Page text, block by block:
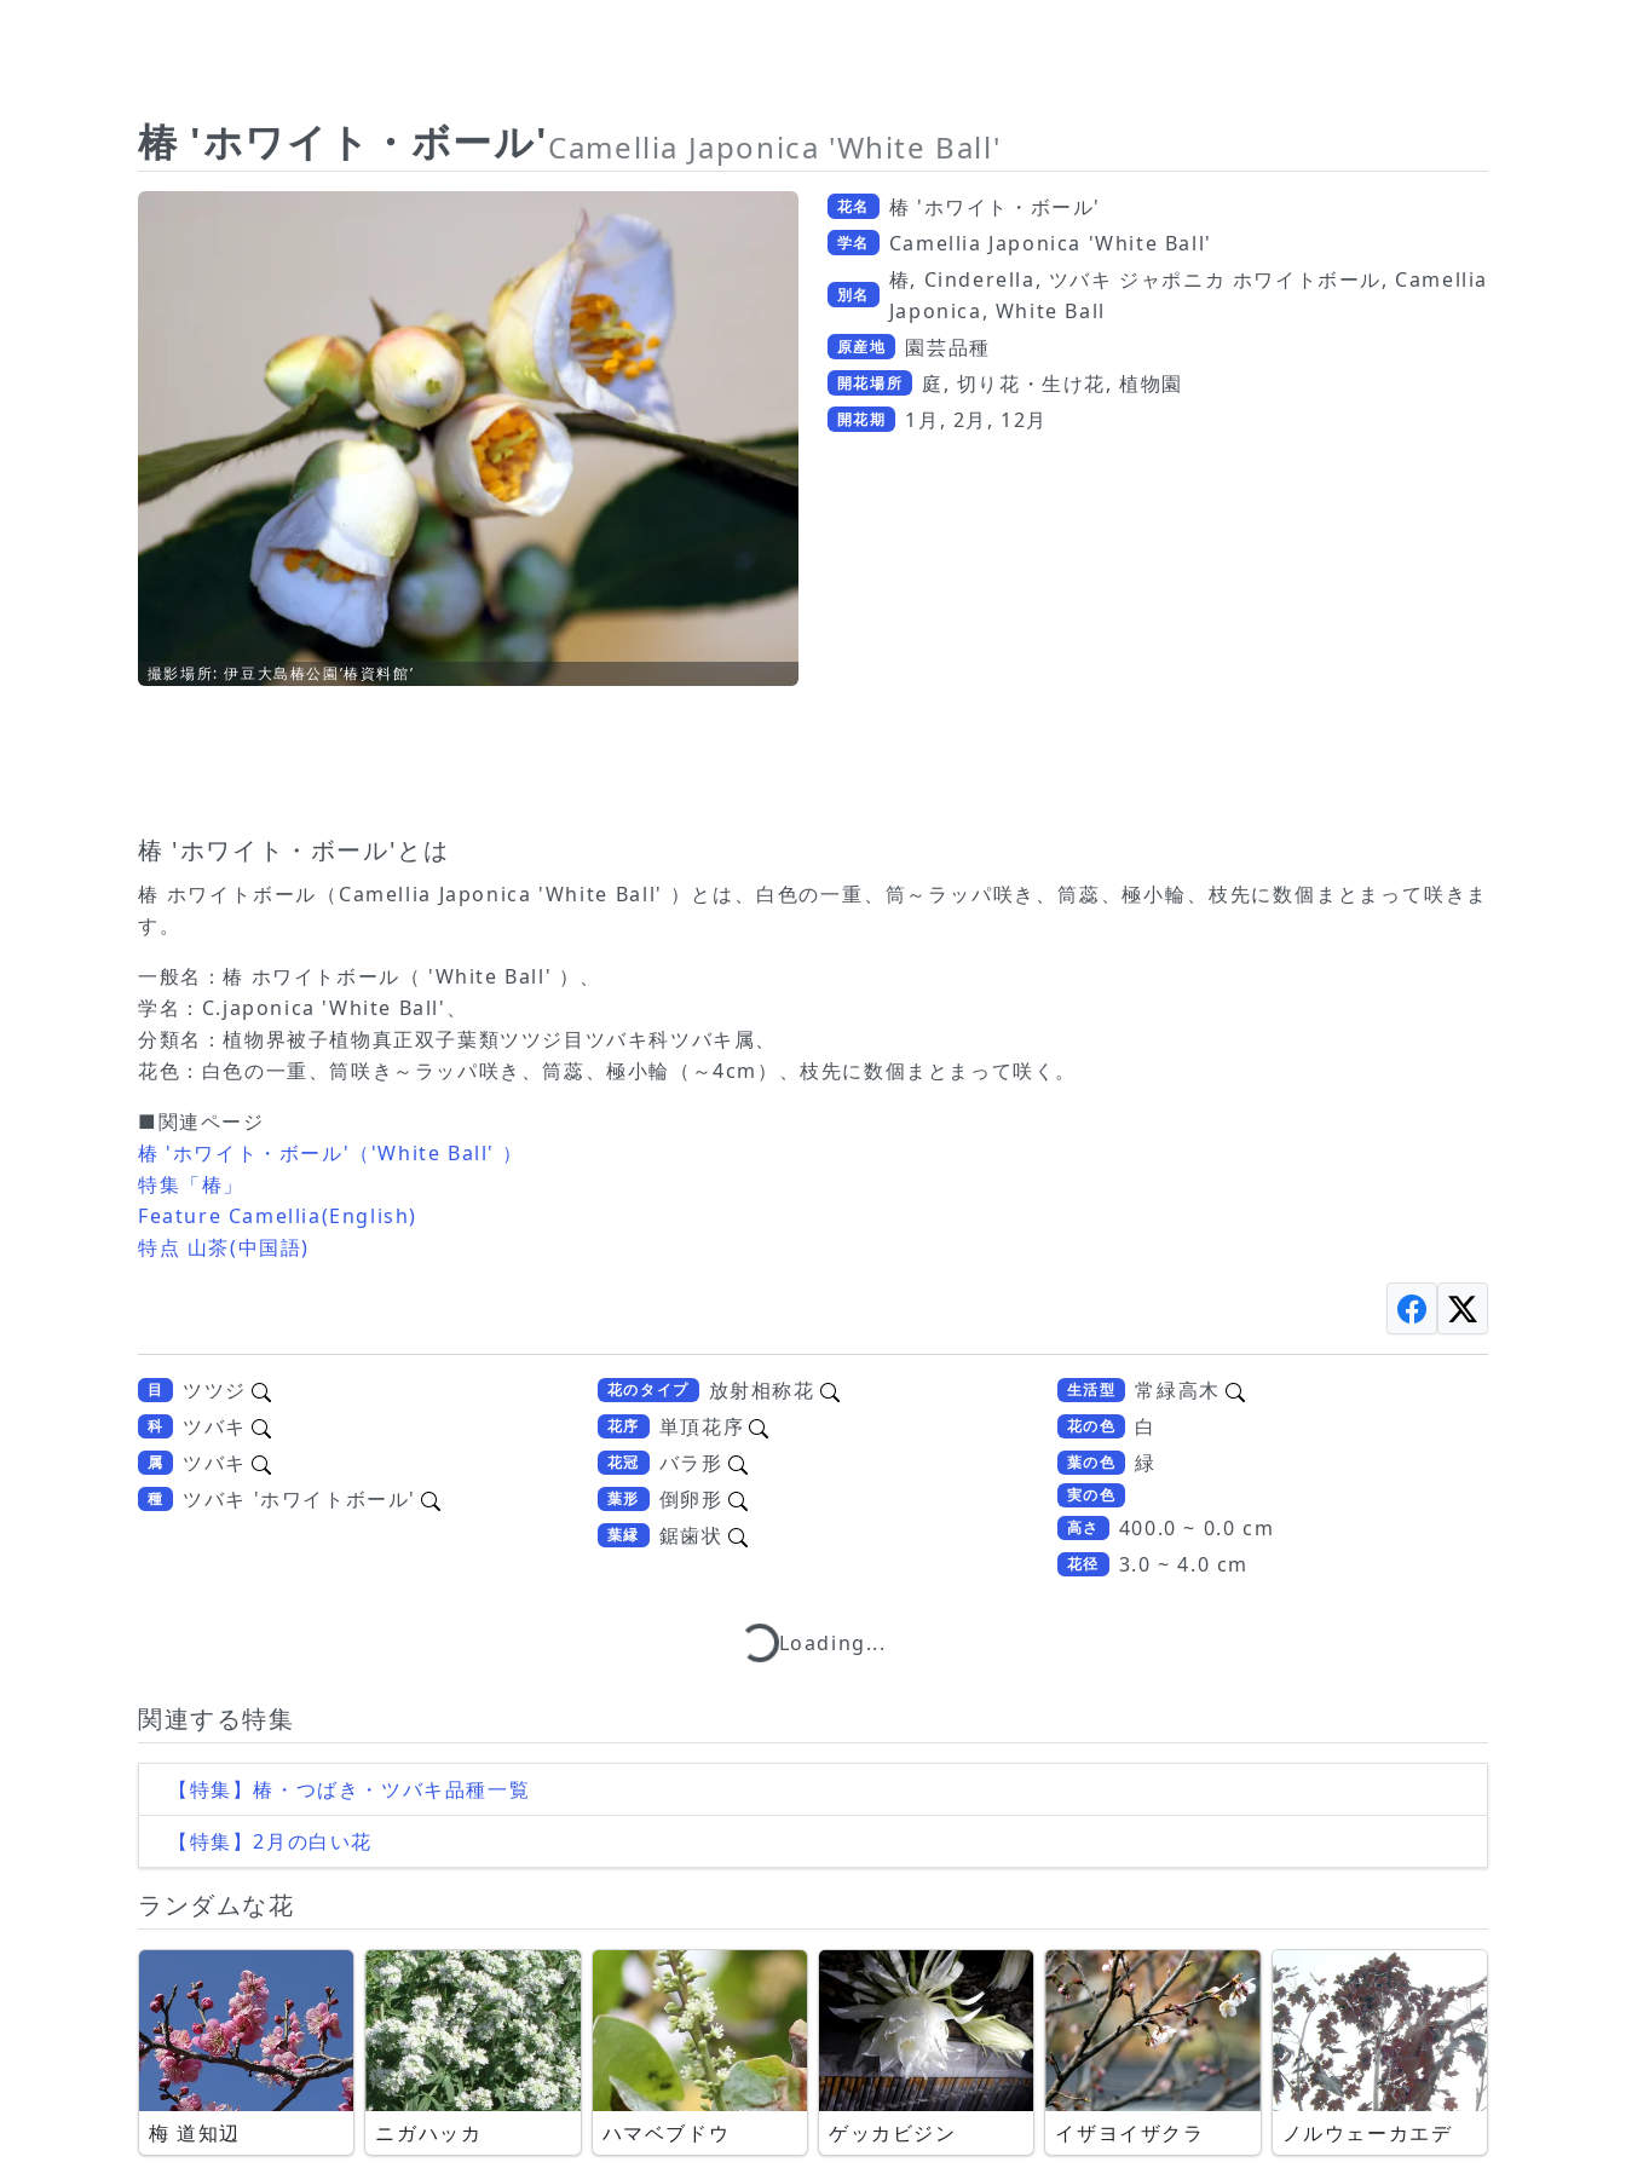
椿 'ホワイト・ボール'Camellia Japonica 'White Ball'
撮影場所: 伊豆大島椿公園’椿資料館’
花名 椿 'ホワイト・ボール'
学名 Camellia Japonica 'White Ball'
別名
椿, Cinderella, ツバキ ジャポニカ ホワイトボール, Camellia
Japonica, White Ball
原産地 園芸品種
開花場所 庭, 切り花・生け花, 植物園
開花期 1月, 2月, 12月
椿 'ホワイト・ボール'とは
椿 ホワイトボール（Camellia Japonica 'White Ball' ）とは、白色の一重、筒～ラッパ咲き、筒蕊、極小輪、枝先に数個まとまって咲きま
す。
一般名：椿 ホワイトボール（ 'White Ball' ）、
学名：C.japonica 'White Ball'、
分類名：植物界被子植物真正双子葉類ツツジ目ツバキ科ツバキ属、
花色：白色の一重、筒咲き～ラッパ咲き、筒蕊、極小輪（～4cm）、枝先に数個まとまって咲く。
■関連ページ
椿 'ホワイト・ボール'（'White Ball' ）
特集「椿」
Feature Camellia(English)
特点 山茶(中国語)
目 ツツジ
科 ツバキ
属 ツバキ
種 ツバキ 'ホワイトボール'
花のタイプ 放射相称花
花序 単頂花序
花冠 バラ形
葉形 倒卵形
葉縁 鋸歯状
生活型 常緑高木
花の色 白
葉の色 緑
実の色
高さ
400.0 ~ 0.0 cm
花径 3.0 ~ 4.0 cm
Loading...Loading...
関連する特集
【特集】椿・つばき・ツバキ品種一覧
【特集】2月の白い花
ランダムな花
梅 道知辺 ニガハッカ ハマベブドウ ゲッカビジン イザヨイザクラ ノルウェーカエデ